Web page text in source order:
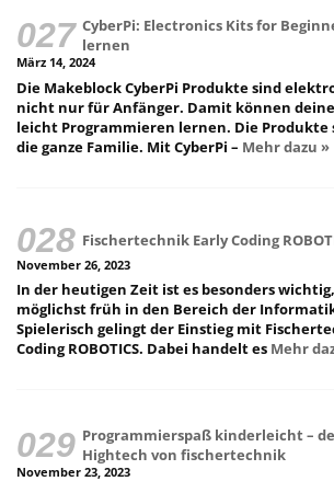
CyberPi: Electronics Kits for
lernen
März 14, 2024
Die Makeblock CyberPi Produkte sind
nicht nur für Anfänger. Damit können
leicht Programmieren lernen. Die
die ganze Familie. Mit CyberPi – Mehr dazu »
Fischertechnik Early Coding
November 26, 2023
In der heutigen Zeit ist es besonders
möglichst früh in den Bereich der
Spielerisch gelingt der Einstieg mit
Coding ROBOTICS. Dabei handelt es Mehr
Programmierspaß kinderleicht –
Hightech von fischertechnik
November 23, 2023